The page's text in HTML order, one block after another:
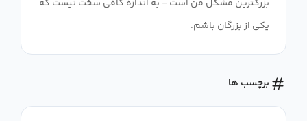
بزرگترین مشکل من است - به اندازه کافی سخت نیست که
یکی از بزرگان باشم.
برچسب ها